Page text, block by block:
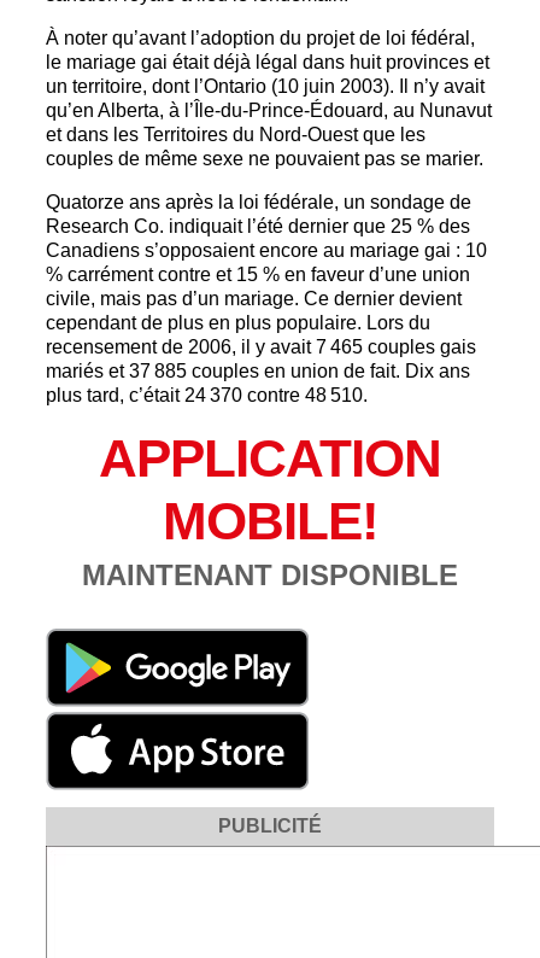
À noter qu’avant l’adoption du projet de loi fédéral,
le mariage gai était déjà légal dans huit provinces et
un territoire, dont l’Ontario (10 juin 2003). Il n’y avait
qu’en Alberta, à l’Île-du-Prince-Édouard, au Nunavut
et dans les Territoires du Nord-Ouest que les
couples de même sexe ne pouvaient pas se marier.
Quatorze ans après la loi fédérale, un sondage de
Research Co. indiquait l’été dernier que 25 % des
Canadiens s’opposaient encore au mariage gai : 10
% carrément contre et 15 % en faveur d’une union
civile, mais pas d’un mariage. Ce dernier devient
cependant de plus en plus populaire. Lors du
recensement de 2006, il y avait 7 465 couples gais
mariés et 37 885 couples en union de fait. Dix ans
plus tard, c’était 24 370 contre 48 510.
APPLICATION
MOBILE!
MAINTENANT DISPONIBLE
PUBLICITÉ